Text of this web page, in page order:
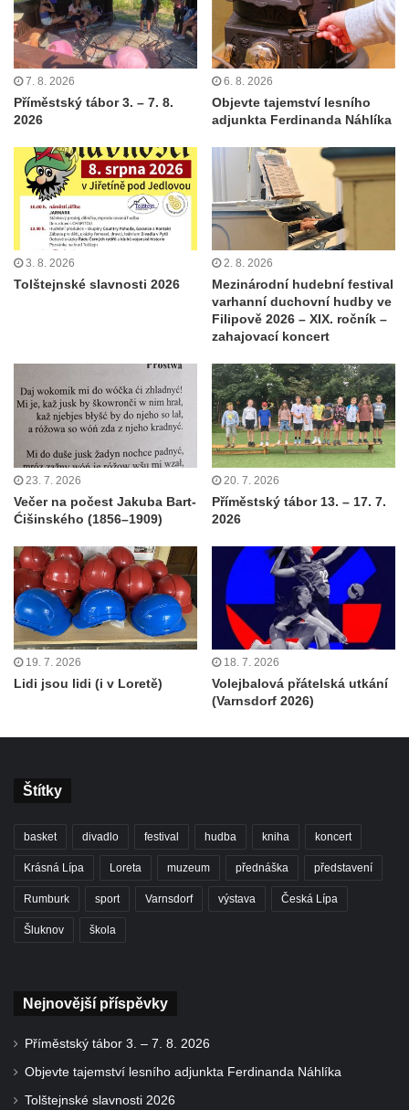
7. 8. 2026
Příměstský tábor 3. – 7. 8.
2026
6. 8. 2026
Objevte tajemství lesního
adjunkta Ferdinanda Náhlíka
3. 8. 2026
Tolštejnské slavnosti 2026
2. 8. 2026
Mezinárodní hudební festival
varhanní duchovní hudby ve
Filipově 2026 – XIX. ročník –
zahajovací koncert
23. 7. 2026
Večer na počest Jakuba Bart-
Ćišinského (1856–1909)
20. 7. 2026
Příměstský tábor 13. – 17. 7.
2026
19. 7. 2026
Lidi jsou lidi (i v Loretě)
18. 7. 2026
Volejbalová přátelská utkání
(Varnsdorf 2026)
Štítky
basket divadlo festival hudba kniha koncert
Krásná Lípa Loreta muzeum přednáška představení
Rumburk sport Varnsdorf výstava Česká Lípa
Šluknov škola
Nejnovější příspěvky
Příměstský tábor 3. – 7. 8. 2026
Objevte tajemství lesního adjunkta Ferdinanda Náhlíka
Tolštejnské slavnosti 2026